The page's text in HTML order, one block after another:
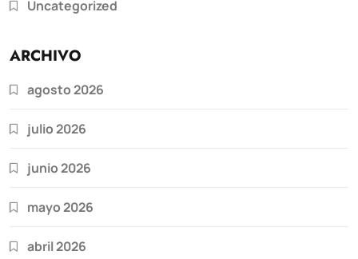
Uncategorized
ARCHIVO
agosto 2026
julio 2026
junio 2026
mayo 2026
abril 2026